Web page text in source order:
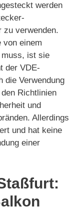
werden
zu verwenden.
von einem
muss, ist sie
der VDE-
die Verwendung
Richtlinien
und
Allerdings
und hat keine
einer